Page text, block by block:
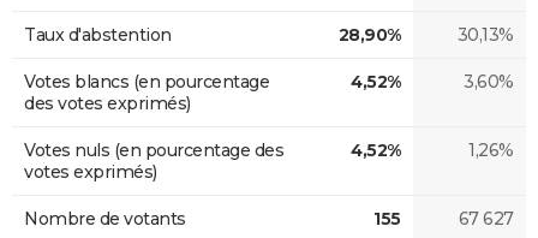
Taux d'abstention 28,90% 30,13%
Votes blancs (en pourcentage
des votes exprimés)
4,52% 3,60%
Votes nuls (en pourcentage des
votes exprimés)
4,52% 1,26%
Nombre de votants 155 67 627